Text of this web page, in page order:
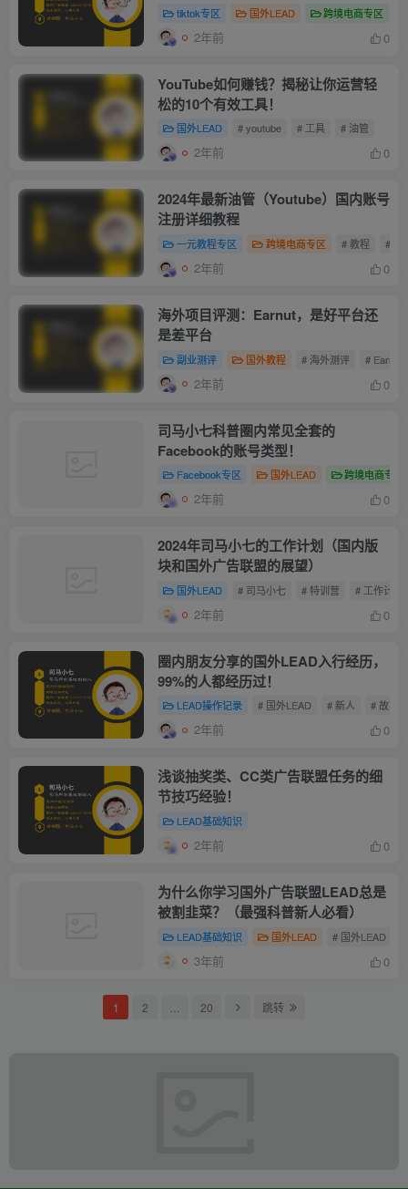
tiktok专区 国外LEAD 跨境电商专区
2年前 0
YouTube如何赚钱？揭秘让你运营轻
松的10个有效工具！
国外LEAD # youtube # 工具 # 油管
2年前 0
2024年最新油管（Youtube）国内账号
注册详细教程
一元教程专区 跨境电商专区 # 教程 #
2年前 0
海外项目评测：Earnut，是好平台还
是差平台
副业测评 国外教程 # 海外测评 # Earnut
2年前 0
司马小七科普圈内常见全套的
Facebook的账号类型！
Facebook专区 国外LEAD 跨境电商专区
2年前 0
2024年司马小七的工作计划（国内版
块和国外广告联盟的展望）
国外LEAD # 司马小七 # 特训营 # 工作计划
2年前 0
圈内朋友分享的国外LEAD入行经历，
99%的人都经历过！
LEAD操作记录 # 国外LEAD # 新人 # 故事
2年前 0
浅谈抽奖类、CC类广告联盟任务的细
节技巧经验！
LEAD基础知识
2年前 0
为什么你学习国外广告联盟LEAD总是
被割韭菜？（最强科普新人必看）
LEAD基础知识 国外LEAD # 国外LEAD
3年前 0
1 2 20 跳转